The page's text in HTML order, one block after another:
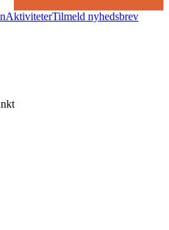
AktiviteterTilmeld nyhedsbrev